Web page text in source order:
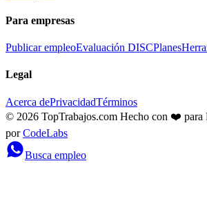
Para empresas
Publicar empleoEvaluación DISCPlanes
Legal
Acerca dePrivacidadTérminos
© 2026 TopTrabajos.com Hecho con ❤️ para
por CodeLabs
Busca empleo